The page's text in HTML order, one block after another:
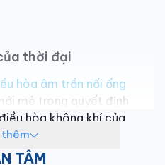
thời đại
hòa âm trần nối ống
mẻ trong quyết định
hòa không khí của
đây kinh tế phát triển, kỹ
nhu cầu về thẩm mỹ
thêm
TÂM